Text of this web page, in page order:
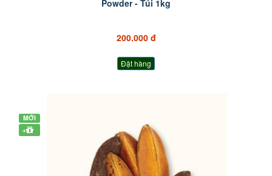
Powder - Túi 1kg
200.000 đ
Đặt hàng
MỚI
+